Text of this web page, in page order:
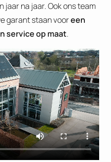
jaar na jaar. Ook ons team
garant staan vooreen
service op maat.